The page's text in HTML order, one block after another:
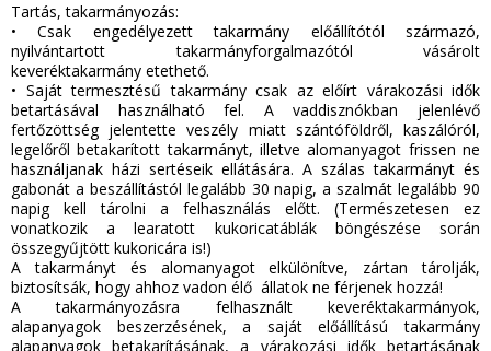
Tartás, takarmányozás:
•
Csak engedélyezett takarmány előállítótól származó,
nyilvántartott takarmányforgalmazótól vásárolt
keveréktakarmány etethető.
• Saját termesztésű takarmány csak az előírt várakozási idők
betartásával használható fel. A vaddisznókban jelenlévő
fertőzöttség jelentette veszély miatt szántóföldről, kaszálóról,
legelőről betakarított takarmányt, illetve alomanyagot frissen ne
használjanak házi sertéseik ellátására. A szálas takarmányt és
gabonát a beszállítástól legalább 30 napig, a szalmát legalább 90
napig kell tárolni a felhasználás előtt. (Természetesen ez
vonatkozik a learatott kukoricatáblák böngészése során
összegyűjtött kukoricára is!)
A takarmányt és alomanyagot elkülönítve, zártan tárolják,
biztosítsák, hogy ahhoz vadon élő állatok ne férjenek hozzá!
A takarmányozásra felhasznált keveréktakarmányok,
alapanyagok beszerzésének, a saját előállítású takarmány
alapanyagok betakarításának, a várakozási idők betartásának